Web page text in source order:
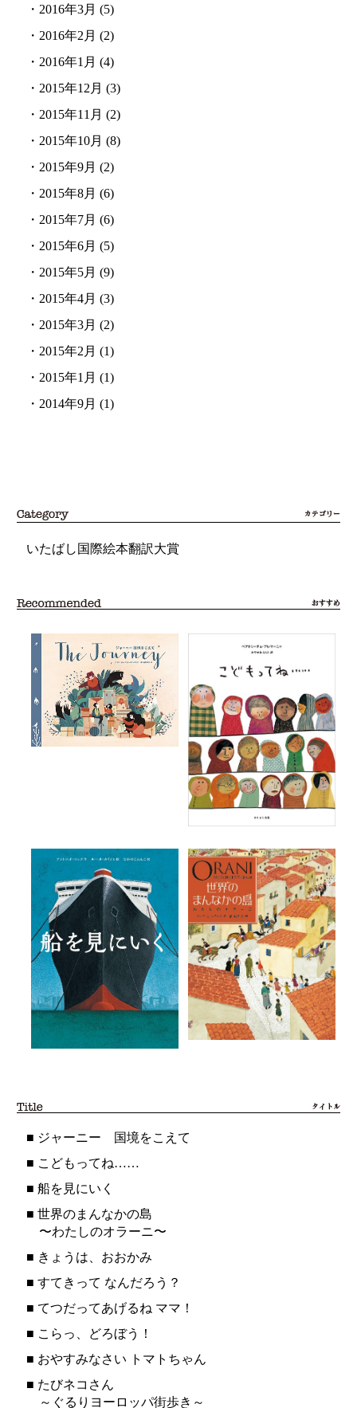
・ 2016年3月 (5)
・ 2016年2月 (2)
・ 2016年1月 (4)
・ 2015年12月 (3)
・ 2015年11月 (2)
・ 2015年10月 (8)
・ 2015年9月 (2)
・ 2015年8月 (6)
・ 2015年7月 (6)
・ 2015年6月 (5)
・ 2015年5月 (9)
・ 2015年4月 (3)
・ 2015年3月 (2)
・ 2015年2月 (1)
・ 2015年1月 (1)
・ 2014年9月 (1)
いたばし国際絵本翻訳大賞
■ ジャーニー 国境をこえて
■ こどもってね……
■ 船を見にいく
■ 世界のまんなかの島
〜わたしのオラーニ〜
■ きょうは、おおかみ
■ すてきって なんだろう？
■ てつだってあげるね ママ！
■ こらっ、どろぼう！
■ おやすみなさい トマトちゃん
■ たびネコさん
～ぐるりヨーロッパ街歩き～